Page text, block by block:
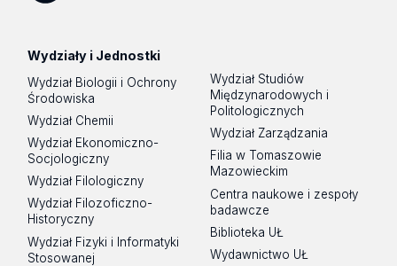
Wydziały i Jednostki
Wydział Biologii i Ochrony
Środowiska
Wydział Chemii
Wydział Ekonomiczno-
Socjologiczny
Wydział Filologiczny
Wydział Filozoficzno-
Historyczny
Wydział Fizyki i Informatyki
Stosowanej
Wydział Studiów
Międzynarodowych i
Politologicznych
Wydział Zarządzania
Filia w Tomaszowie
Mazowieckim
Centra naukowe i zespoły
badawcze
Biblioteka UŁ
Wydawnictwo UŁ